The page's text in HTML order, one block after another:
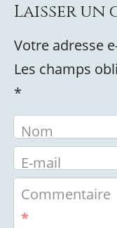
Laisser un
Votre adresse
Les champs
*
Nom
E-mail
Commentaire
*